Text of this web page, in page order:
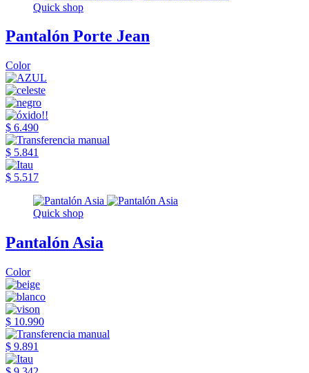
Quick shop
Pantalón Porte Jean
Color
$ 6.490
$ 5.841
$ 5.517
Quick shop
Pantalón Asia
Color
$ 10.990
$ 9.891